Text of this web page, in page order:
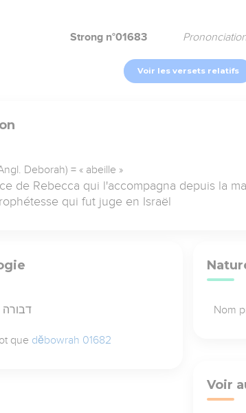
Strong n°01683
Voir les versets relatifs
Deborah) = « abeille »
de Rebecca qui l'accompagna depuis la
qui fut juge en Israël
<
que dĕbowrah 01682
Nom
Voir